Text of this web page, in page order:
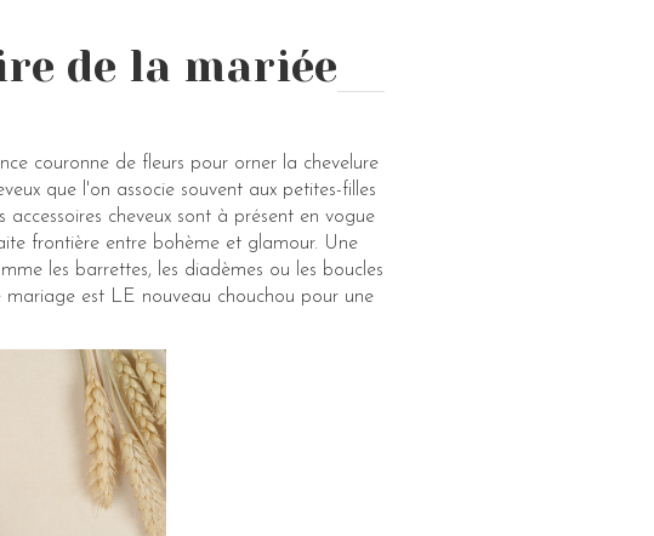
de la mariée
couronne de fleurs pour orner la chevelure
que l'on associe souvent aux petites-filles
cheveux sont à présent en vogue
frontière entre bohème et glamour. Une
les barrettes, les diadèmes ou les boucles
mariage est LE nouveau chouchou pour une